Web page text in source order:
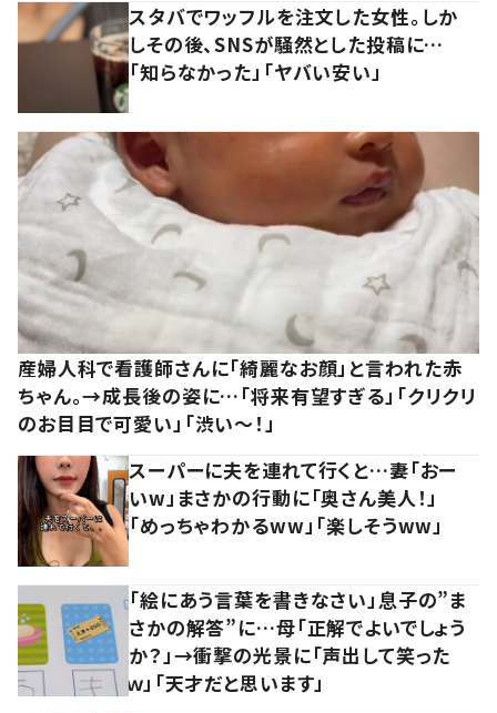
スタバでワッフルを注文した女性。しか
しその後、SNSが騒然とした投稿に…
「知らなかった」「ヤバい安い」
産婦人科で看護師さんに「綺麗なお顔」と言われた赤
ちゃん。→成長後の姿に…「将来有望すぎる」「クリクリ
のお目目で可愛い」「渋い～！」
スーパーに夫を連れて行くと…妻「おー
いw」まさかの行動に「奥さん美人！」
「めっちゃわかるww」「楽しそうww」
「絵にあう言葉を書きなさい」息子の”ま
さかの解答”に…母「正解でよいでしょう
か？」→衝撃の光景に「声出して笑った
ｗ」「天才だと思います」